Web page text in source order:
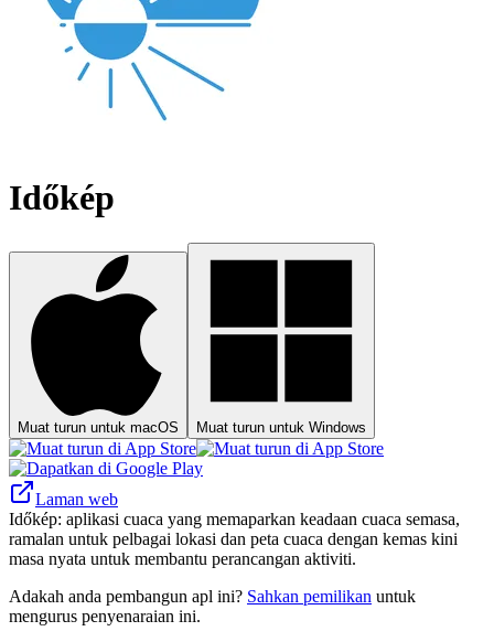
Időkép
Muat turun untuk macOS Muat turun untuk Windows
Laman web
Időkép: aplikasi cuaca yang memaparkan keadaan cuaca semasa,
ramalan untuk pelbagai lokasi dan peta cuaca dengan kemas kini
masa nyata untuk membantu perancangan aktiviti.
Adakah anda pembangun apl ini? Sahkan pemilikan untuk
mengurus penyenaraian ini.